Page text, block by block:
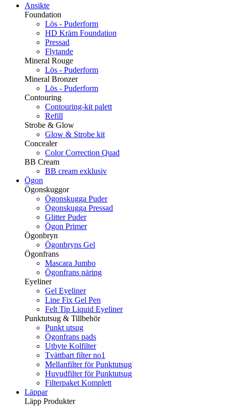
Ansikte
Foundation
Lös - Puderform
HD Kräm Foundation
Pressad
Flytande
Mineral Rouge
Lös - Puderform
Mineral Bronzer
Lös - Puderform
Contouring
Contouring-kit palett
Refill
Strobe & Glow
Glow & Strobe kit
Concealer
Color Correction Quad
BB Cream
BB cream exklusiv
Ögon
Ögonskuggor
Ögonskugga Puder
Ögonskugga Pressad
Glitter Puder
Ögon Primer
Ögonbryn
Ögonbryns Gel
Ögonfrans
Mascara Jumbo
Ögonfrans näring
Eyeliner
Gel Eyeliner
Line Fix Gel Pen
Felt Tip Liquid Eyeliner
Punktutsug & Tillbehör
Punkt utsug
Ögonfrans pads
Utbyte Kolfilter
Tvättbart filter no1
Mellanfilter för Punktutsug
Huvudfilter för Punktutsug
Filterpaket Komplett
Läppar
Läpp Produkter